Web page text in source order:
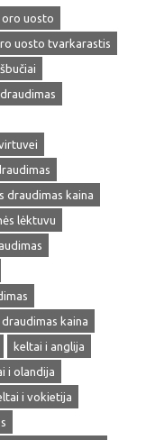
oro uosto
uosto tvarkarastis
draudimas kaina
lėktuvu
draudimas kaina
keltai i anglija
i olandija
i vokietija